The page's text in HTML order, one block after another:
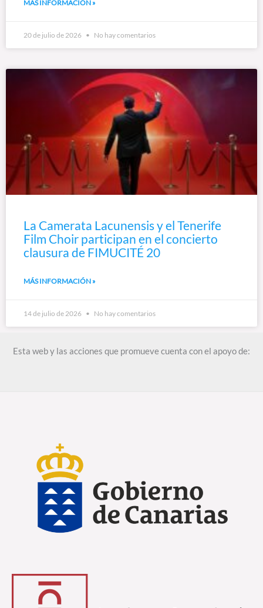
MÁS INFORMACIÓN »
20 de julio de 2026 No hay comentarios
La Camerata Lacunensis y el Tenerife
Film Choir participan en el concierto
clausura de FIMUCITÉ 20
MÁS INFORMACIÓN »
14 de julio de 2026 No hay comentarios
Esta web y las acciones que promueve cuenta con el apoyo de: